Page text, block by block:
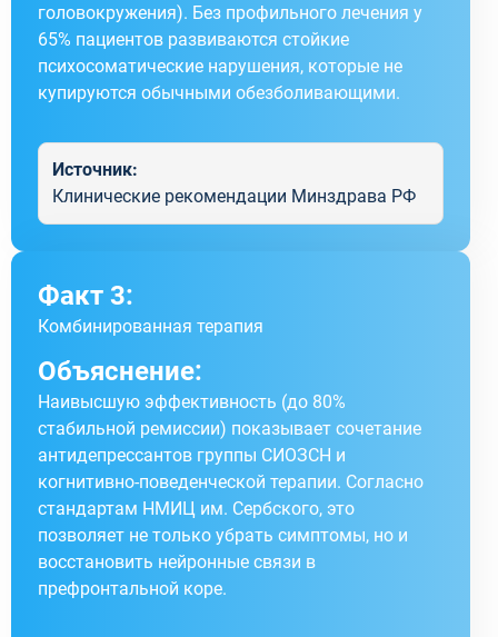
головокружения). Без профильного лечения у
65% пациентов развиваются стойкие
психосоматические нарушения, которые не
купируются обычными обезболивающими.
Источник:
Клинические рекомендации Минздрава РФ
Факт 3:
Комбинированная терапия
Объяснение:
Наивысшую эффективность (до 80%
стабильной ремиссии) показывает сочетание
антидепрессантов группы СИОЗСН и
когнитивно-поведенческой терапии. Согласно
стандартам НМИЦ им. Сербского, это
позволяет не только убрать симптомы, но и
восстановить нейронные связи в
префронтальной коре.